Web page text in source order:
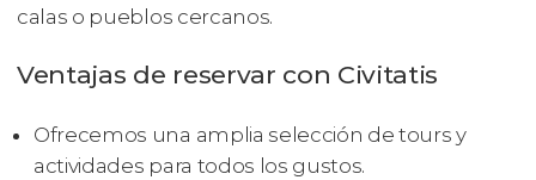
calas o pueblos cercanos.
Ventajas de reservar con Civitatis
Ofrecemos una amplia selección de tours y
actividades para todos los gustos.